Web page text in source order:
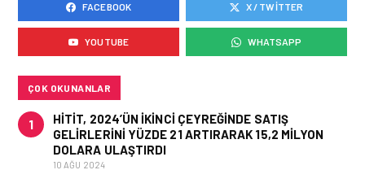
GÜNCEL HABERLER • 02 HAZ 2026
EUROCONTROL AVRUPA
HAVACILIK GÖRÜNÜMÜ
RAPORU, 18-24 MAYIS
FACEBOOK X / TWITTER
YOUTUBE WHATSAPP
ÇOK OKUNANLAR
1
HITIT, 2024’ÜN IKINCI ÇEYREĞINDE SATIŞ
GELIRLERINI YÜZDE 21 ARTIRARAK 15,2 MILYON
DOLARA ULAŞTIRDI
10 AĞU 2024